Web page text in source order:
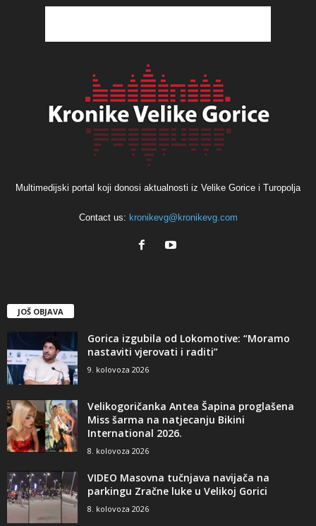
Multimedijski portal koji donosi aktualnosti iz Velike Gorice i Turopolja
Contact us: kronikevg@kronikevg.com
JOŠ OBJAVA
Gorica izgubila od Lokomotive: “Moramo
nastaviti vjerovati i raditi”
9. kolovoza 2026
Velikogoričanka Antea Šapina proglašena
Miss šarma na natjecanju Bikini
International 2026.
8. kolovoza 2026
VIDEO Masovna tučnjava navijača na
parkingu Zračne luke u Velikoj Gorici
8. kolovoza 2026